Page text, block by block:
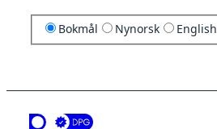
Bokmål Nynorsk English